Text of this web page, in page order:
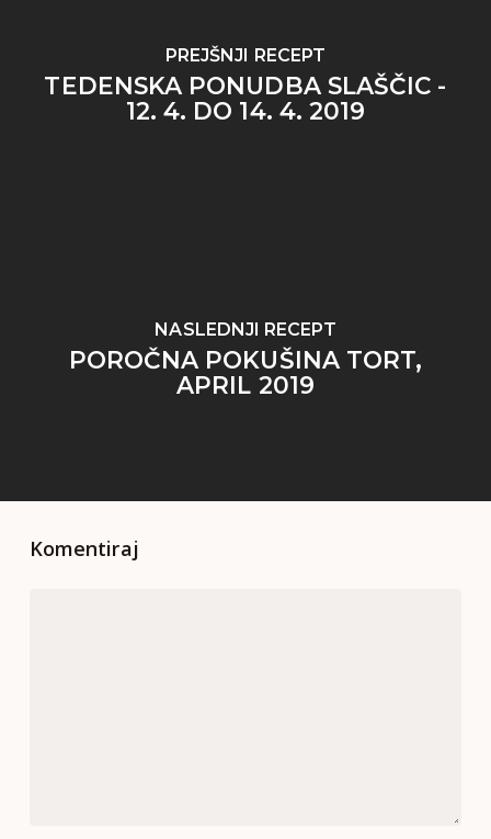
PREJŠNJI RECEPT
TEDENSKA PONUDBA SLAŠČIC -
12. 4. DO 14. 4. 2019
NASLEDNJI RECEPT
POROČNA POKUŠINA TORT,
APRIL 2019
Komentiraj